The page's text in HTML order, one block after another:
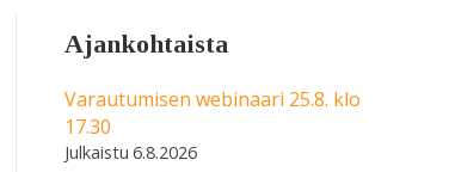
k
Ajankohtaista
Varautumisen webinaari 25.8. klo
17.30
6.8.2026